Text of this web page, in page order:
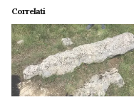
Correlati